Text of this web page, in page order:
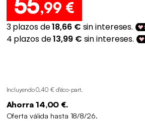
,99 €
Incluyendo 0,40 € d'éco-part.
Ahorra 14,00 €.
Oferta válida hasta 18/8/26.